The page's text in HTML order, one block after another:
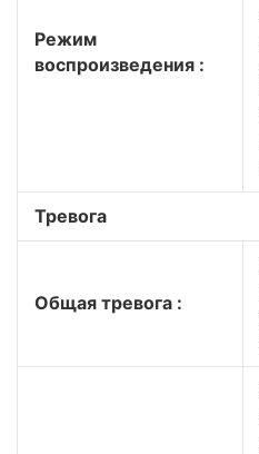
Режим
воспроизведения :
Тревога
Общая тревога :